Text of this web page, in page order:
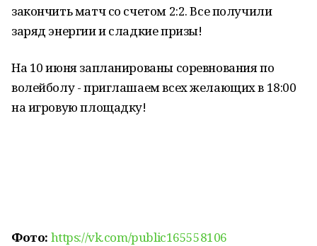
закончить матч со счетом 2:2. Все получили
заряд энергии и сладкие призы!
На 10 июня запланированы соревнования по
волейболу - приглашаем всех желающих в 18:00
на игровую площадку!
Фото: https://vk.com/public165558106